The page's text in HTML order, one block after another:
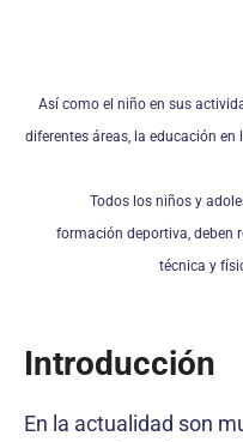
Así como el niño en sus
diferentes áreas, la educación
Todos los niños y
formación deportiva, deben
técnica y
Introducción
En la actualidad son